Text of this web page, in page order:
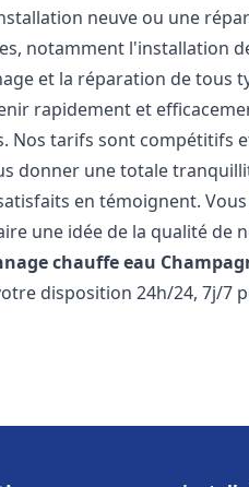
neuve ou une
notamment l'installation
et la réparation de tous
rapidement et
Nos tarifs sont compétitifs
donner une totale
en témoignent.
une idée de la qualité de
chauffe eau
disposition 24h/24, 7j/7